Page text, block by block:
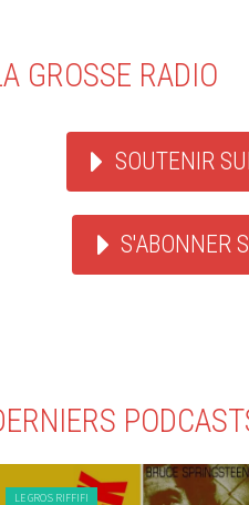
GROSSE RADIO
SOUTENIR
S'ABONNER
LE GROS RIFFIFI